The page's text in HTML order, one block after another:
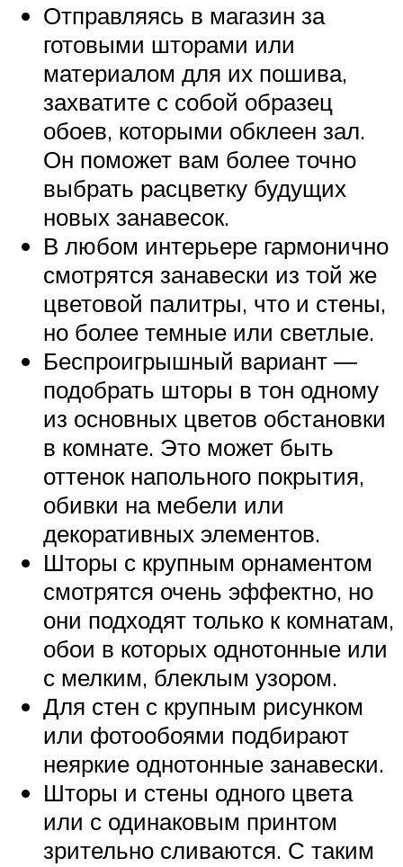
Отправляясь в магазин за
готовыми шторами или
материалом для их пошива,
захватите с собой образец
обоев, которыми обклеен зал.
Он поможет вам более точно
выбрать расцветку будущих
новых занавесок.
В любом интерьере гармонично
смотрятся занавески из той же
цветовой палитры, что и стены,
но более темные или светлые.
Беспроигрышный вариант ―
подобрать шторы в тон одному
из основных цветов обстановки
в комнате. Это может быть
оттенок напольного покрытия,
обивки на мебели или
декоративных элементов.
Шторы с крупным орнаментом
смотрятся очень эффектно, но
они подходят только к комнатам,
обои в которых однотонные или
с мелким, блеклым узором.
Для стен с крупным рисунком
или фотообоями подбирают
неяркие однотонные занавески.
Шторы и стены одного цвета
или с одинаковым принтом
зрительно сливаются. С таким